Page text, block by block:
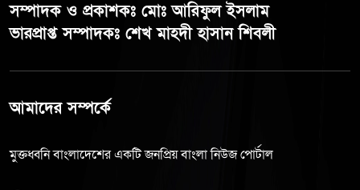
সম্পাদক ও প্রকাশকঃ মোঃ আরিফুল ইসলাম
ভারপ্রাপ্ত সম্পাদকঃ শেখ মাহদী হাসান শিবলী
আমাদের সম্পর্কে
মুক্তধ্বনি বাংলাদেশের একটি জনপ্রিয় বাংলা নিউজ পোর্টাল